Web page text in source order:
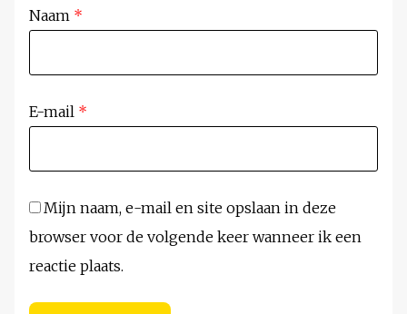
Naam *
E-mail *
Mijn naam, e-mail en site opslaan in deze
browser voor de volgende keer wanneer ik een
reactie plaats.